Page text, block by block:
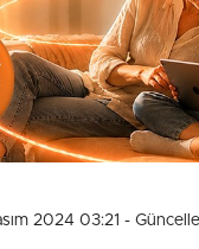
2024 03:21 -